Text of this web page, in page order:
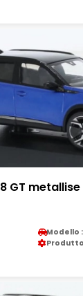
GT
Modello :